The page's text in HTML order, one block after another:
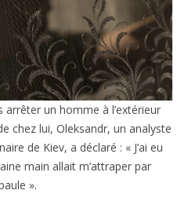
arrêter un homme à l’extérieur
chez lui, Oleksandr, un analyste
de Kiev, a déclaré : « J’ai eu
main allait m’attraper par
».